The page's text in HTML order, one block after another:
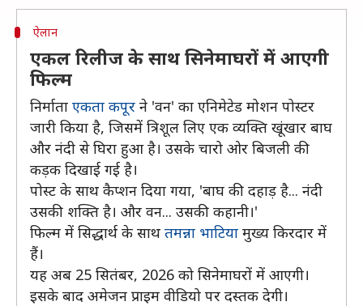
ऐलान
एकल रिलीज के साथ सिनेमाघरों में आएगी
फिल्म
निर्माता एकता कपूर ने 'वन' का एनिमेटेड मोशन पोस्टर
जारी किया है, जिसमें त्रिशूल लिए एक व्यक्ति खूंखार बाघ
और नंदी से घिरा हुआ है। उसके चारो ओर बिजली की
कड़क दिखाई गई है।
पोस्ट के साथ कैप्शन दिया गया, 'बाघ की दहाड़ है... नंदी
उसकी शक्ति है। और वन... उसकी कहानी।'
फिल्म में सिद्धार्थ के साथ तमन्ना भाटिया मुख्य किरदार में
हैं।
यह अब 25 सितंबर, 2026 को सिनेमाघरों में आएगी।
इसके बाद अमेजन प्राइम वीडियो पर दस्तक देगी।